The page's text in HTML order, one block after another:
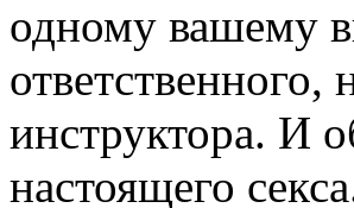
одному вашему
ответственного,
инструктора. И
настоящего